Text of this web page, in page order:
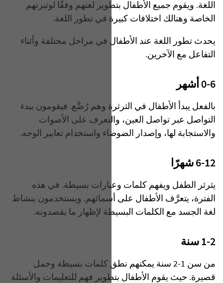
اللغة. ويقوم جميع الأطفال بتطوير لغتهم وفقًا لوتيرتهم
الخاصة وهنالك اختلافات كبيرة في تطور اللغة.
يحدث تطور اللغة عند الأطفال في مراحل مختلفة وأثناء
التفاعل مع الآخرين.
0-6 أشهر
بالفعل يبدأ الأطفال في الثرثرة وهم رُضَّع. فيقومون ببدء
التواصل عبر تواصل العين، والتعرف على الأصوات
والاستجابة لها، وإصدار الضوضاء واستخدام تعابير الوجه.
6-12 شهرًا
يثرثر الطفل ويفهم كلمات وعبارات بسيطة. في هذه
الفترة، يتعرَّف الأطفال على أسمائهم. ويستخدمون بنشاط
لغة الجسد مع الكلمات البسيطة لإظهار ما يقصدونه.
1-2 سنة
من سن 1-2 سنة يمكنهم نطق كلمات بسيطة وجمل
قصيرة. حيث يقوم الأطفال بتطوير فهم للتعليمات والأسئلة